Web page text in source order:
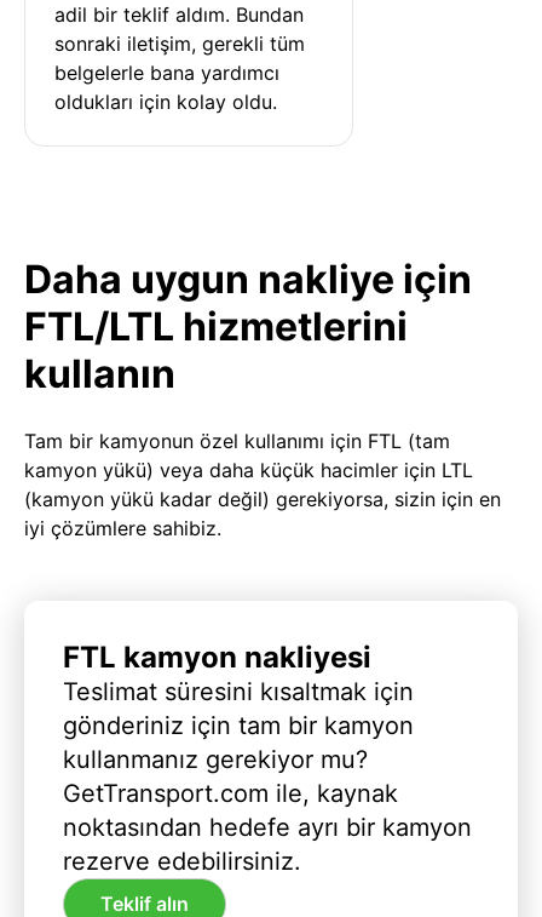
adil bir teklif aldım. Bundan
sonraki iletişim, gerekli tüm
belgelerle bana yardımcı
oldukları için kolay oldu.
Daha uygun nakliye için
FTL/LTL hizmetlerini
kullanın
Tam bir kamyonun özel kullanımı için FTL (tam
kamyon yükü) veya daha küçük hacimler için LTL
(kamyon yükü kadar değil) gerekiyorsa, sizin için en
iyi çözümlere sahibiz.
FTL kamyon nakliyesi
Teslimat süresini kısaltmak için
gönderiniz için tam bir kamyon
kullanmanız gerekiyor mu?
GetTransport.com ile, kaynak
noktasından hedefe ayrı bir kamyon
rezerve edebilirsiniz.
Teklif alın